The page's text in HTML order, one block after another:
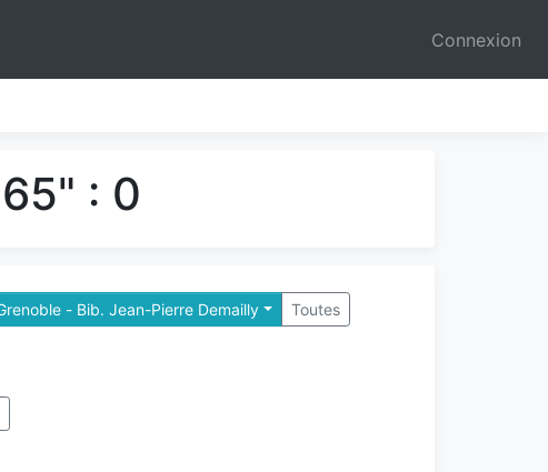
Connexion
: 0
- Bib. Jean-Pierre Demailly Toutes